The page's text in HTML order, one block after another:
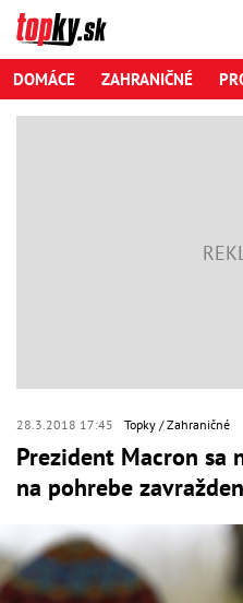
DOMÁCE ZAHRANIČNÉ
28.3.2018 17:45 Topky Zahraničné
Prezident Macron sa
na pohrebe